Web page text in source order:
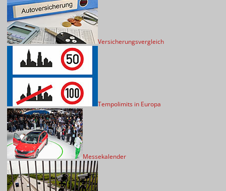
Versicherungsvergleich
Tempolimits in Europa
Messekalender